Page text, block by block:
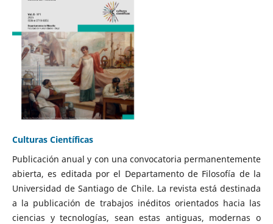
Culturas Científicas
Publicación anual y con una convocatoria permanentemente
abierta, es editada por el Departamento de Filosofía de la
Universidad de Santiago de Chile. La revista está destinada
a la publicación de trabajos inéditos orientados hacia las
ciencias y tecnologías, sean estas antiguas, modernas o